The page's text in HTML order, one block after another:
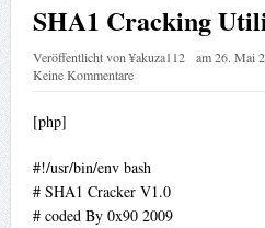
SHA1 Cracking
Veröffentlicht von¥akuza112 am26. Mai
Keine Kommentare
[php]
#!/usr/bin/env bash
# SHA1 Cracker V1.0
# coded By 0x90 2009